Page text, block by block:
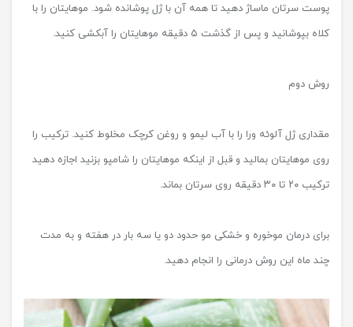
پوست سرتان ماساژ دهید تا همه آن با ژل پوشانده شود. موهایتان را با
کلاه بپوشانید و پس از گذشت ۵ دقیقه موهایتان را آبکشی کنید.
روش دوم
مقداری ژل آلوئه ورا را با آب لیمو و روغن کرچک مخلوط کنید. ترکیب را
روی موهایتان بمالید و قبل از اینکه موهایتان را شامپو بزنید اجازه دهید
ترکیب ۲۰ تا ۳۰ دقیقه روی سرتان بماند.
برای درمان موخوره و خشکی مو حدود دو یا سه بار در هفته و به مدت
چند ماه این روش درمانی را انجام دهید.